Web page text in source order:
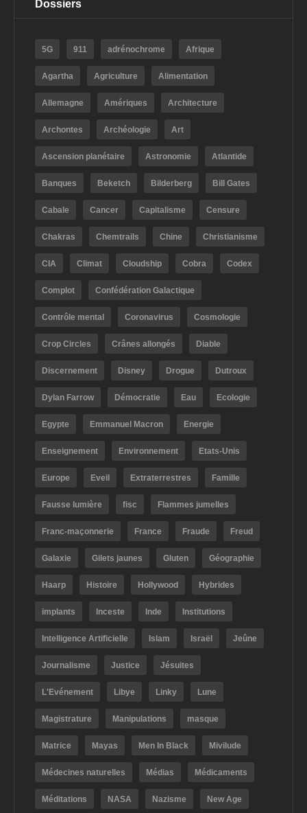
Dossiers
5G 911 adrénochrome Afrique
Agartha Agriculture Alimentation
Allemagne Amériques Architecture
Archontes Archéologie Art
Ascension planétaire Astronomie Atlantide
Banques Beketch Bilderberg Bill Gates
Cabale Cancer Capitalisme Censure
Chakras Chemtrails Chine Christianisme
CIA Climat Cloudship Cobra Codex
Complot Confédération Galactique
Contrôle mental Coronavirus Cosmologie
Crop Circles Crânes allongés Diable
Discernement Disney Drogue Dutroux
Dylan Farrow Démocratie Eau Ecologie
Egypte Emmanuel Macron Energie
Enseignement Environnement Etats-Unis
Europe Eveil Extraterrestres Famille
Fausse lumière fisc Flammes jumelles
Franc-maçonnerie France Fraude Freud
Galaxie Gilets jaunes Gluten Géographie
Haarp Histoire Hollywood Hybrides
implants Inceste Inde Institutions
Intelligence Artificielle Islam Israël Jeûne
Journalisme Justice Jésuites
L'Evénement Libye Linky Lune
Magistrature Manipulations masque
Matrice Mayas Men In Black Mivilude
Médecines naturelles Médias Médicaments
Méditations NASA Nazisme New Age